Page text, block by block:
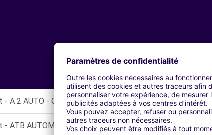
Agences
A 2 AUTO - GARAGE DES GRANDES VIGNES - MARNAY
- ATB AUTOMOBILES - POLIGNY (C)